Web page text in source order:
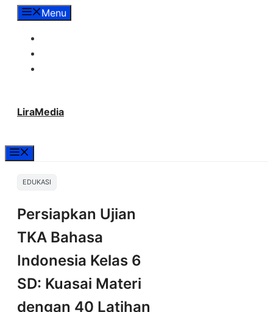
LangsungMenu
LiraMedia
EDUKASI
Persiapkan Ujian
TKA Bahasa
Indonesia Kelas 6
SD: Kuasai Materi
dengan 40 Latihan